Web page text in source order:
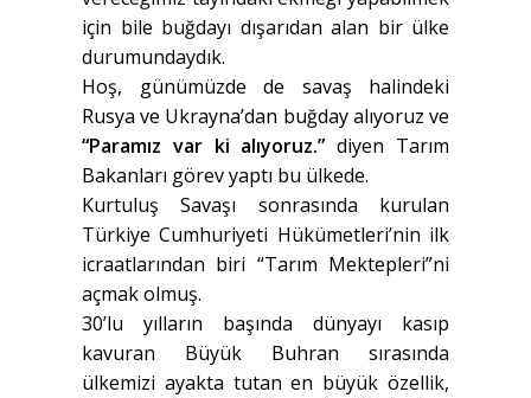
için bile buğdayı dışarıdan alan bir ülke
durumundaydık.
Hoş, günümüzde de savaş halindeki
Rusya ve Ukrayna’dan buğday alıyoruz ve
“Paramız var ki alıyoruz.” diyen Tarım
Bakanları görev yaptı bu ülkede.
Kurtuluş Savaşı sonrasında kurulan
Türkiye Cumhuriyeti Hükümetleri’nin ilk
icraatlarından biri “Tarım Mektepleri”ni
açmak olmuş.
30’lu yılların başında dünyayı kasıp
kavuran Büyük Buhran sırasında
ülkemizi ayakta tutan en büyük özellik,